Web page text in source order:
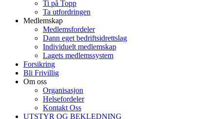
Ti på Topp
Ta utfordringen
Medlemskap
Medlemsfordeler
Dann eget bedriftsidrettslag
Individuelt medlemskap
Lagets medlemssystem
Forsikring
Bli Frivillig
Om oss
Organisasjon
Helsefordeler
Kontakt Oss
UTSTYR OG BEKLEDNING